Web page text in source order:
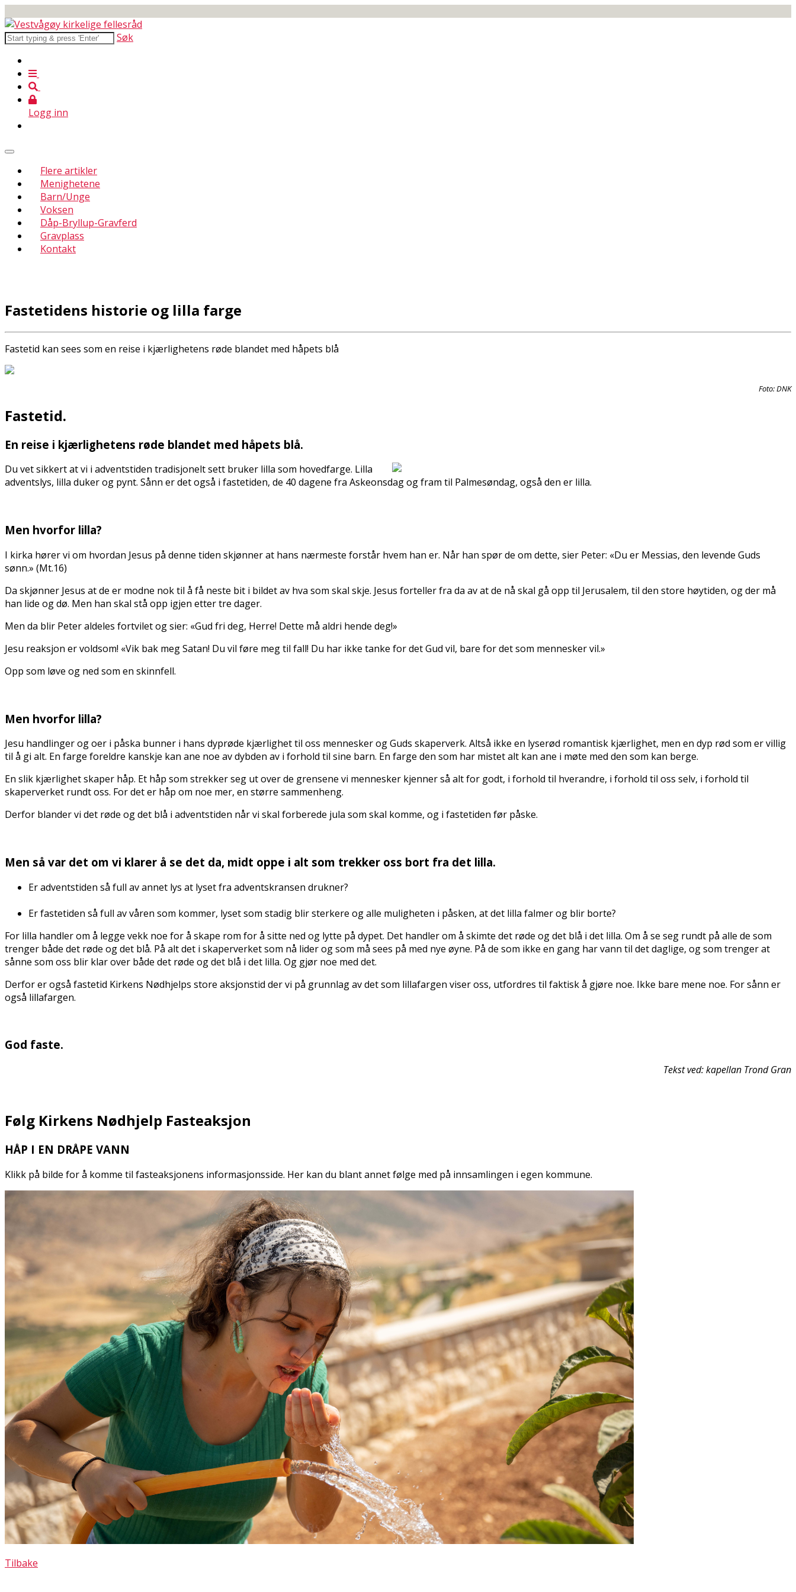
Søk
Logg inn
Flere artikler
Menighetene
Barn/Unge
Voksen
Dåp-Bryllup-Gravferd
Gravplass
Kontakt
Fastetidens historie og lilla farge
Fastetid kan sees som en reise i kjærlighetens røde blandet med håpets blå
Foto: DNK
Fastetid.
En reise i kjærlighetens røde blandet med håpets blå.
Du vet sikkert at vi i adventstiden tradisjonelt sett bruker lilla som hovedfarge. Lilla
adventslys, lilla duker og pynt. Sånn er det også i fastetiden, de 40 dagene fra Askeonsdag og fram til Palmesøndag, også den er lilla.
Men hvorfor lilla?
I kirka hører vi om hvordan Jesus på denne tiden skjønner at hans nærmeste forstår hvem han er. Når han spør de om dette, sier Peter: «Du er Messias, den levende Guds
sønn.» (Mt.16)
Da skjønner Jesus at de er modne nok til å få neste bit i bildet av hva som skal skje. Jesus forteller fra da av at de nå skal gå opp til Jerusalem, til den store høytiden, og der må
han lide og dø. Men han skal stå opp igjen etter tre dager.
Men da blir Peter aldeles fortvilet og sier: «Gud fri deg, Herre! Dette må aldri hende deg!»
Jesu reaksjon er voldsom! «Vik bak meg Satan! Du vil føre meg til fall! Du har ikke tanke for det Gud vil, bare for det som mennesker vil.»
Opp som løve og ned som en skinnfell.
Men hvorfor lilla?
Jesu handlinger og offer i påska bunner i hans dyprøde kjærlighet til oss mennesker og Guds skaperverk. Altså ikke en lyserød romantisk kjærlighet, men en dyp rød som er villig
til å gi alt. En farge foreldre kanskje kan ane noe av dybden av i forhold til sine barn. En farge den som har mistet alt kan ane i møte med den som kan berge.
En slik kjærlighet skaper håp. Et håp som strekker seg ut over de grensene vi mennesker kjenner så alt for godt, i forhold til hverandre, i forhold til oss selv, i forhold til
skaperverket rundt oss. For det er håp om noe mer, en større sammenheng.
Derfor blander vi det røde og det blå i adventstiden når vi skal forberede jula som skal komme, og i fastetiden før påske.
Men så var det om vi klarer å se det da, midt oppe i alt som trekker oss bort fra det lilla.
Er adventstiden så full av annet lys at lyset fra adventskransen drukner?
Er fastetiden så full av våren som kommer, lyset som stadig blir sterkere og alle muligheten i påsken, at det lilla falmer og blir borte?
For lilla handler om å legge vekk noe for å skape rom for å sitte ned og lytte på dypet. Det handler om å skimte det røde og det blå i det lilla. Om å se seg rundt på alle de som
trenger både det røde og det blå. På alt det i skaperverket som nå lider og som må sees på med nye øyne. På de som ikke en gang har vann til det daglige, og som trenger at
sånne som oss blir klar over både det røde og det blå i det lilla. Og gjør noe med det.
Derfor er også fastetid Kirkens Nødhjelps store aksjonstid der vi på grunnlag av det som lillafargen viser oss, utfordres til faktisk å gjøre noe. Ikke bare mene noe. For sånn er
også lillafargen.
God faste.
Tekst ved: kapellan Trond Gran
Følg Kirkens Nødhjelp Fasteaksjon
HÅP I EN DRÅPE VANN
Klikk på bilde for å komme til fasteaksjonens informasjonsside. Her kan du blant annet følge med på innsamlingen i egen kommune.
Tilbake